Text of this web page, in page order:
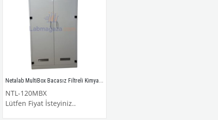
Netalab MultiBox Bacasız Filtreli Kimyasal Madde Dolabı / NTL-120MBX
NTL-120MBX
Lütfen Fiyat İsteyiniz..